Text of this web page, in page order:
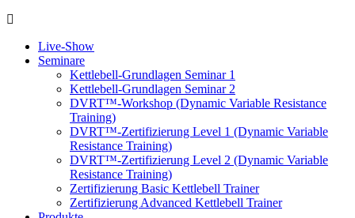
Live-Show
Seminare
Kettlebell-Grundlagen Seminar 1
Kettlebell-Grundlagen Seminar 2
DVRT™-Workshop (Dynamic Variable Resistance
Training)
DVRT™-Zertifizierung Level 1 (Dynamic Variable
Resistance Training)
DVRT™-Zertifizierung Level 2 (Dynamic Variable
Resistance Training)
Zertifizierung Basic Kettlebell Trainer
Zertifizierung Advanced Kettlebell Trainer